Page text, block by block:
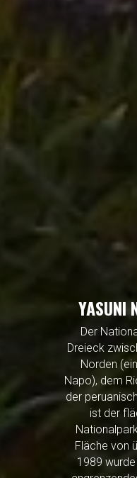
YASUNI
Der
Dreieck
Norden
Napo), dem
der
ist der
Fläche von
1989